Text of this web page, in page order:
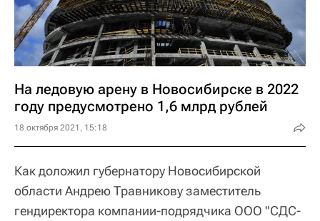
На ледовую арену в Новосибирске в 2022
году предусмотрено 1,6 млрд рублей
18 октября 2021, 15:18
Как доложил губернатору Новосибирской
области Андрею Травникову заместитель
гендиректора компании-подрядчика ООО "СДС-